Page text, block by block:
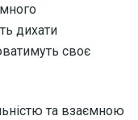
дихати
своє
та взаємною